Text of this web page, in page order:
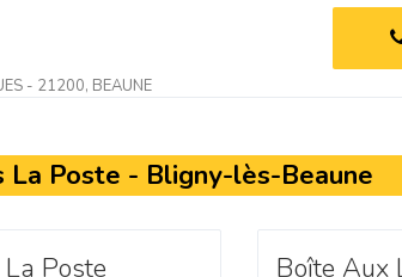
- 21200, BEAUNE
Poste - Bligny-lès-Beaune
Poste Boîte Aux